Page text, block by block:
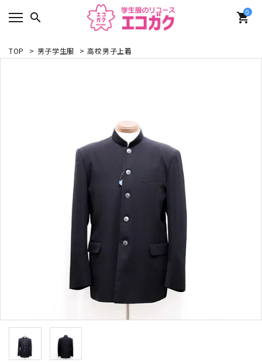
search 0
shopping_cart
TOP > 男子学生服 > 高校男子上着